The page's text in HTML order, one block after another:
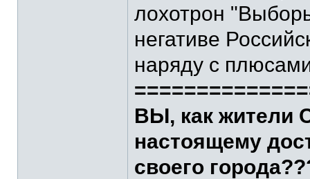
лохотрон
негативе
наряду с
ВЫ, как жители
настоящему
своего